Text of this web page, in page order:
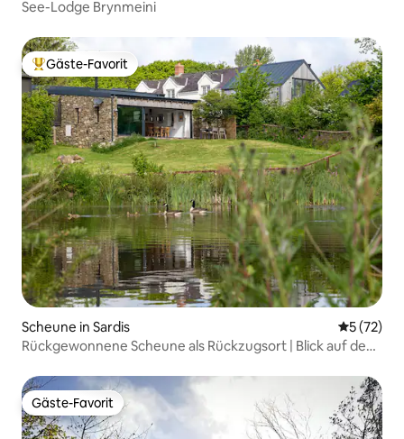
See-Lodge Brynmeini
Beliebter Gäste-Favorit.
Gäste-Favorit
Scheune in Sardis
5 (72)
Rückgewonnene Scheune als Rückzugsort | Blick auf den
Gäste-Favorit
Gäste-Favorit